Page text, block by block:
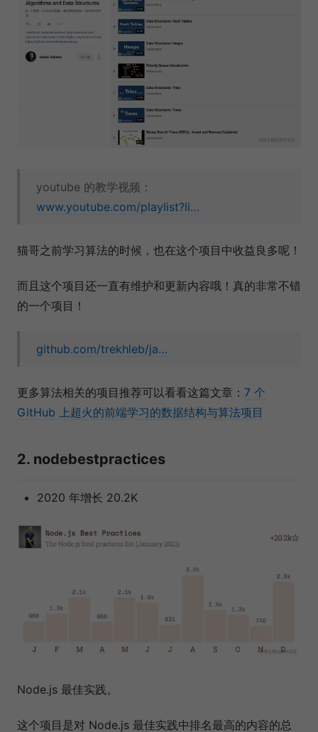
youtube 的教学视频：
www.youtube.com/playlist?li…
猫哥之前学习算法的时候，也在这个项目中收益良多呢！
而且这个项目还一直有维护和更新内容哦！真的非常不错
的一个项目！
github.com/trekhleb/ja…
更多算法相关的项目推荐可以看看这篇文章： 7 个
GitHub 上超火的前端学习的数据结构与算法项目
2. nodebestpractices
2020 年增长 20.2K
Node.js 最佳实践。
这个项目是对 Node.js 最佳实践中排名最高的内容的总